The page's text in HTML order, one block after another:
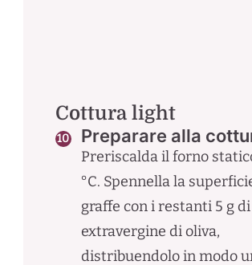
Cottura light
Preparare alla
Preriscalda il forno
°C. Spennella la
graffe con i restanti 5 g
extravergine di oliva,
distribuendolo in modo